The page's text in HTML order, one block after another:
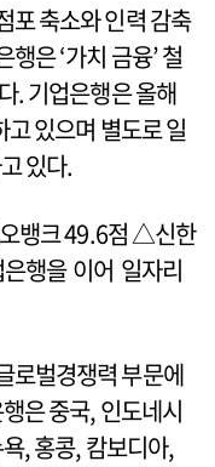
포 축소와 인력 감축
은 ‘가치 금융’ 철
. 기업은행은 올해
있으며 별도로 일
있다.
뱅크 49.6점 △신한
행을 이어 일자리
로벌경쟁력 부문에
은 중국, 인도네시
, 홍콩, 캄보디아,